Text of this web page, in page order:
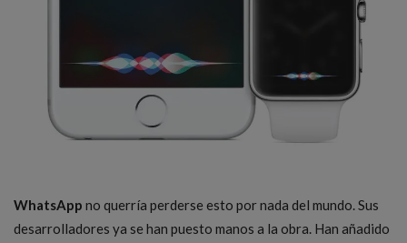
WhatsApp no querría perderse esto por nada del mundo. Sus
desarrolladores ya se han puesto manos a la obra. Han añadido